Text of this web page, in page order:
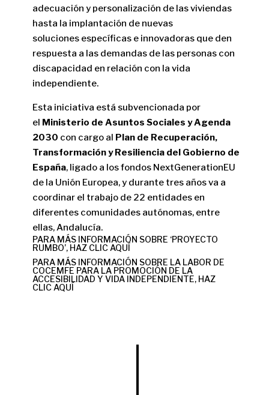
adecuación y personalización de las viviendas
hasta la implantación de nuevas
soluciones específicas e innovadoras que den
respuesta a las demandas de las personas con
discapacidad en relación con la vida
independiente.
Esta iniciativa está subvencionada por
el Ministerio de Asuntos Sociales y Agenda
2030 con cargo al Plan de Recuperación,
Transformación y Resiliencia del Gobierno de
España, ligado a los fondos NextGenerationEU
de la Unión Europea, y durante tres años va a
coordinar el trabajo de 22 entidades en
diferentes comunidades autónomas, entre
ellas, Andalucía.
PARA MÁS INFORMACIÓN SOBRE ‘PROYECTO
RUMBO’, HAZ CLIC AQUÍ
PARA MÁS INFORMACIÓN SOBRE LA LABOR DE
COCEMFE PARA LA PROMOCIÓN DE LA
ACCESIBILIDAD Y VIDA INDEPENDIENTE, HAZ
CLIC AQUÍ